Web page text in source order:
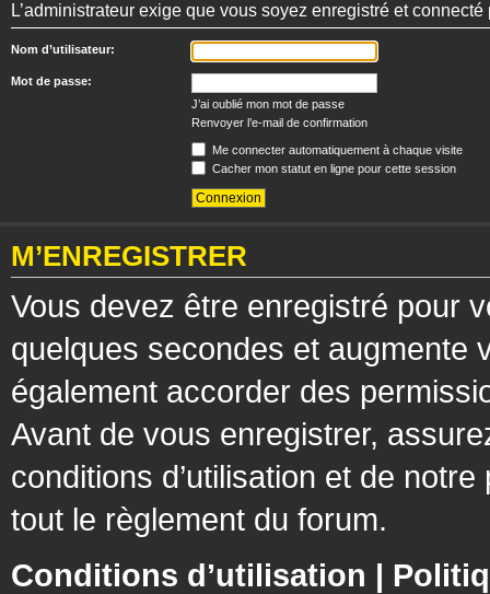
L’administrateur exige que vous soyez enregistré et
Nom d’utilisateur:
Mot de passe:
J’ai oublié mon mot de passe
Renvoyer l’e-mail de confirmation
Me connecter automatiquement à chaque visite
Cacher mon statut en ligne pour cette session
M’ENREGISTRER
Vous devez être enregistré pour
quelques secondes et augmente
également accorder des
Avant de vous enregistrer,
conditions d’utilisation et de
tout le règlement du forum.
Conditions d’utilisation |